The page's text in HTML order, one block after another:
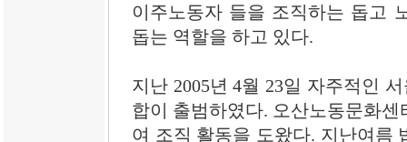
이주노동자 들을 조직하는 돕고
돕는 역할을 하고 있다.
지난 2005년 4월 23일 자주적인
합이 출범하였다. 오산노동문화
여 조직 활동을 도왔다. 지난여름